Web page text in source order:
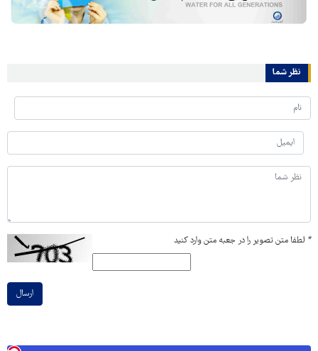
نظر شما
* لطفا متن تصویر را در جعبه متن وارد کنید
ارسال